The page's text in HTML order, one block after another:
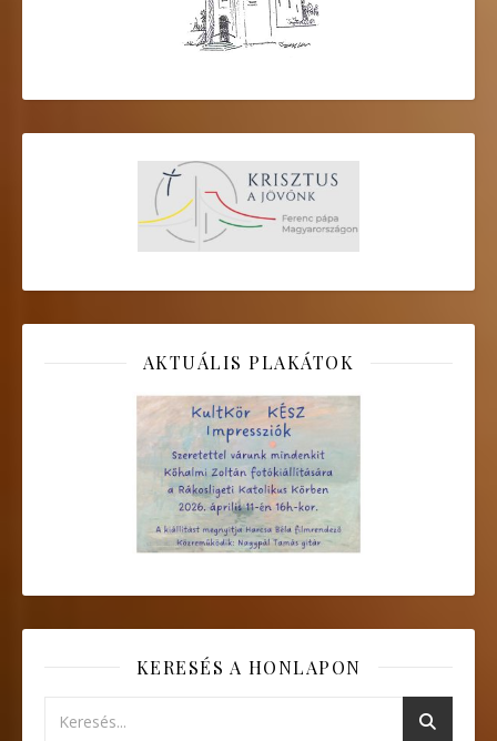
AKTUÁLIS PLAKÁTOK
KERESÉS A HONLAPON